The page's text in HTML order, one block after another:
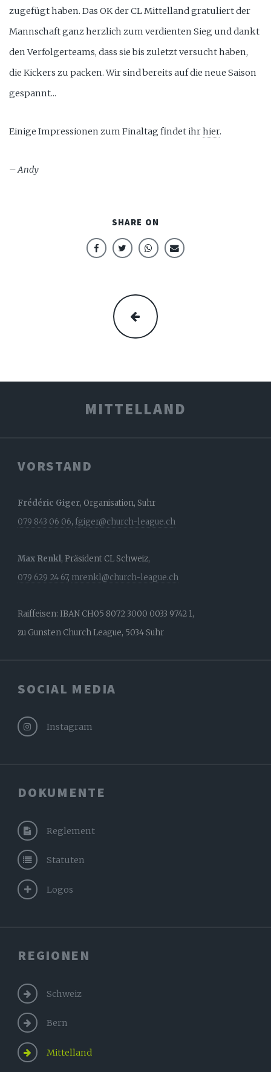
zugefügt haben. Das OK der CL Mittelland gratuliert der
Mannschaft ganz herzlich zum verdienten Sieg und dankt
den Verfolgerteams, dass sie bis zuletzt versucht haben,
die Kickers zu packen. Wir sind bereits auf die neue Saison
gespannt...
Einige Impressionen zum Finaltag findet ihrhier.
– Andy
SHARE ON
ZURÜCK
MITTELLAND
VORSTAND
Frédéric Giger, Organisation, Suhr
079 843 06 06, fgiger@church-league.ch
Max Renkl, Präsident CL Schweiz,
079 629 24 67, mrenkl@church-league.ch
Raiffeisen: IBAN CH05 8072 3000 0033 9742 1,
zu Gunsten Church League, 5034 Suhr
SOCIAL MEDIA
Instagram
DOKUMENTE
Reglement
Statuten
Logos
REGIONEN
Schweiz
Bern
Mittelland